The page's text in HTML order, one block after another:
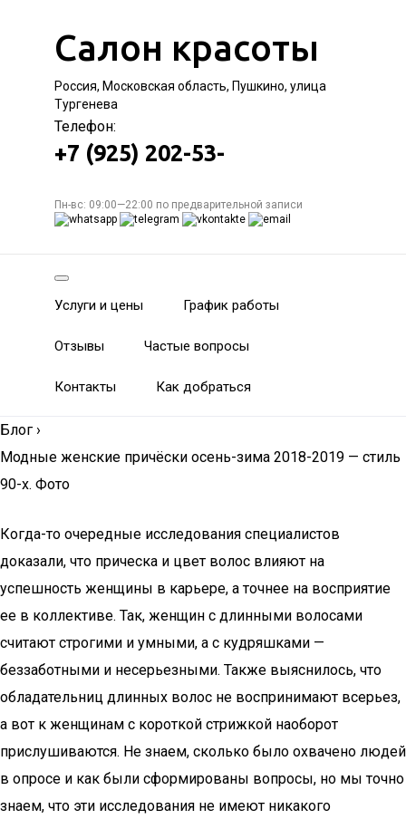
Салон красоты
Россия, Московская область, Пушкино, улица
Тургенева
Телефон:
+7 (925) 202-53-
Пн-вс: 09:00—22:00 по предварительной записи
Услуги и цены График работы
Отзывы Частые вопросы
Контакты Как добраться
Блог ›
Модные женские причёски осень-зима 2018-2019 — стиль
90-х. Фото
Когда-то очередные исследования специалистов
доказали, что прическа и цвет волос влияют на
успешность женщины в карьере, а точнее на восприятие
ее в коллективе. Так, женщин с длинными волосами
считают строгими и умными, а с кудряшками —
беззаботными и несерьезными. Также выяснилось, что
обладательниц длинных волос не воспринимают всерьез,
а вот к женщинам с короткой стрижкой наоборот
прислушиваются. Не знаем, сколько было охвачено людей
в опросе и как были сформированы вопросы, но мы точно
знаем, что эти исследования не имеют никакого